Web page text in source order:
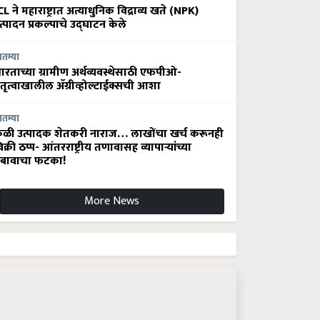
ने महाराष्ट्रात अत्याधुनिक विद्राव्य खते (NPK)
प्रकल्पाचे उद्घाटन केले
ग्रामीण अर्थव्यवस्थेसाठी एफपीओ-
अ‍ॅग्रीव्होल्टाईक्सची आशा
उत्पादक शेतकरी नाराज… लाखोंचा खर्च करूनही
ठप्प- आंतरराष्ट्रीय तणावासह व्यापाऱ्यांच्या
फटका!
More News